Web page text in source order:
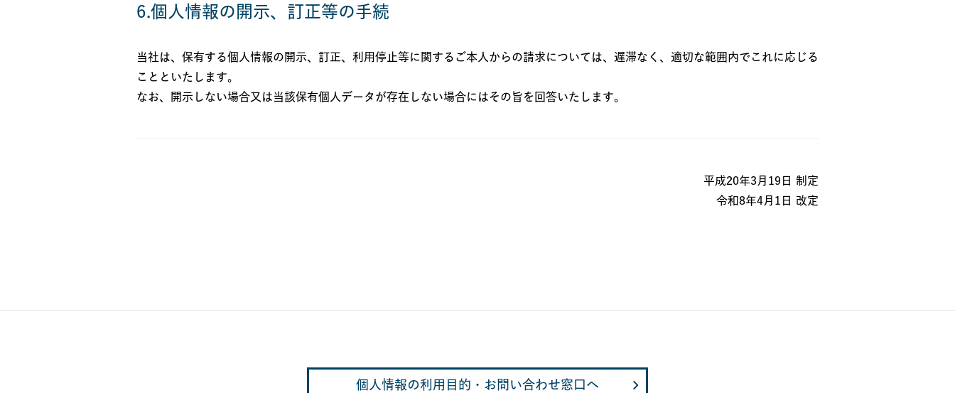
6.個人情報の開示、訂正等の手続
当社は、保有する個人情報の開示、訂正、利用停止等に関するご本人からの請求については、遅滞なく、適切な範囲内でこれに応じる
ことといたします。
なお、開示しない場合又は当該保有個人データが存在しない場合にはその旨を回答いたします。
平成20年3月19日 制定
令和8年4月1日 改定
個人情報の利用目的・お問い合わせ窓口へ